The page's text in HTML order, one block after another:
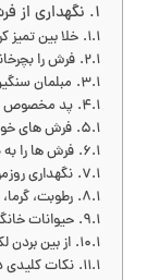
نگهداری از
خلا بین
فرش را
مبلمان
پد مخصوص
فرش های
فرش ها را
نگهداری
رطوبت،
حیوانات
از بین بردن
نکات کلیدی